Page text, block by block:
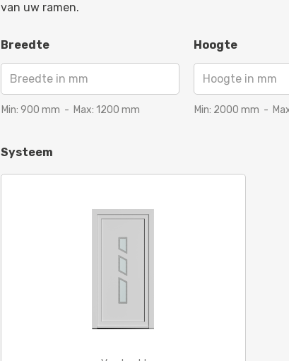
van uw ramen.
Breedte
Min: 900 mm - Max: 1200 mm
Hoogte
Min: 2000 mm -
Systeem